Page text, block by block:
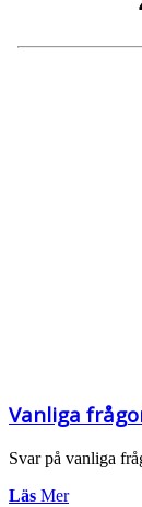
Vanliga
Svar på vanliga
Läs Mer